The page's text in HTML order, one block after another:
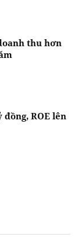
thu hơn
đồng, ROE lên